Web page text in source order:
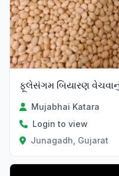
ફૂલેસંગમ બિયારણ
Mujabhai Katara
Login to view
Junagadh, Gujarat